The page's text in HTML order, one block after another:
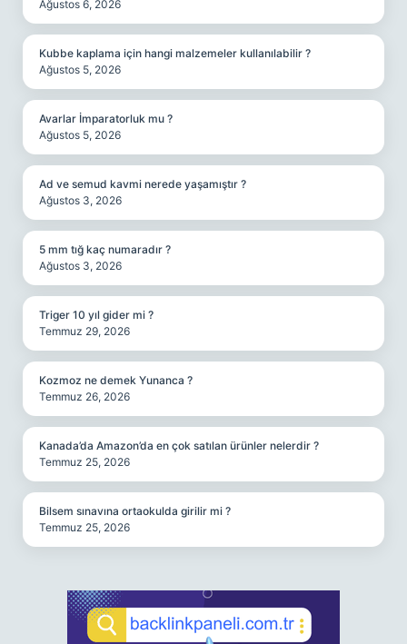
Ağustos 6, 2026
Kubbe kaplama için hangi malzemeler kullanılabilir ?
Ağustos 5, 2026
Avarlar İmparatorluk mu ?
Ağustos 5, 2026
Ad ve semud kavmi nerede yaşamıştır ?
Ağustos 3, 2026
5 mm tığ kaç numaradır ?
Ağustos 3, 2026
Triger 10 yıl gider mi ?
Temmuz 29, 2026
Kozmoz ne demek Yunanca ?
Temmuz 26, 2026
Kanada’da Amazon’da en çok satılan ürünler nelerdir ?
Temmuz 25, 2026
Bilsem sınavına ortaokulda girilir mi ?
Temmuz 25, 2026